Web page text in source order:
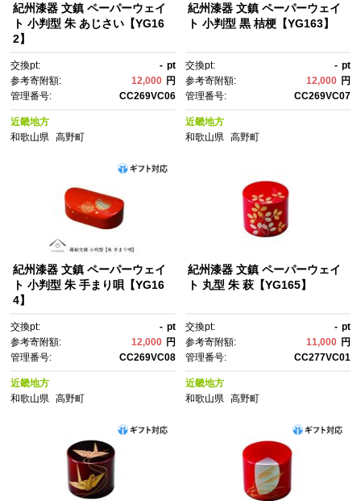
紀州漆器 文鎮 ペーパーウェイ
ト 小判型 朱 あじさい【YG16
2】
交換pt: - pt
参考寄附額:
12,000 円
管理番号:
CC269VC06
近畿地方
和歌山県
高野町
紀州漆器 文鎮 ペーパーウェイ
ト 小判型 黒 桔梗【YG163】
交換pt: - pt
参考寄附額:
12,000 円
管理番号:
CC269VC07
近畿地方
和歌山県 高野町
紀州漆器 文鎮 ペーパーウェイ
ト 小判型 朱 手まり唄【YG16
4】
交換pt: - pt
参考寄附額:
12,000 円
管理番号:
CC269VC08
近畿地方
和歌山県
高野町
紀州漆器 文鎮 ペーパーウェイ
ト 丸型 朱 萩【YG165】
交換pt: - pt
参考寄附額:
11,000 円
管理番号:
CC277VC01
近畿地方
和歌山県 高野町